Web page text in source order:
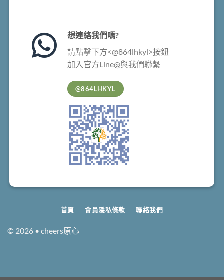
想連絡我們嗎?
請點擊下方<@864lhkyl>按鈕
加入官方Line@與我們聯繫
@864LHKYL
© 2026 • cheers原心
首頁 會員隱私條款 聯絡我們